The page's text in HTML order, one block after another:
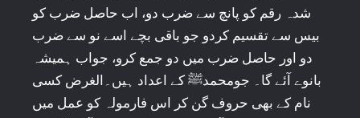
شدہ رقم کو پانچ سے ضرب دو، اب حاصل ضرب کو
بیس سے تقسیم کردو جو باقی بچے اسے نو سے ضرب
دو اور حاصل ضرب میں دو جمع کرو، جواب ہمیشہ
بانوے آئے گا۔ جومحمدﷺ کے اعداد ہیں۔الغرض کسی
نام کے بھی حروف گن کر اس فارمولہ کو عمل میں